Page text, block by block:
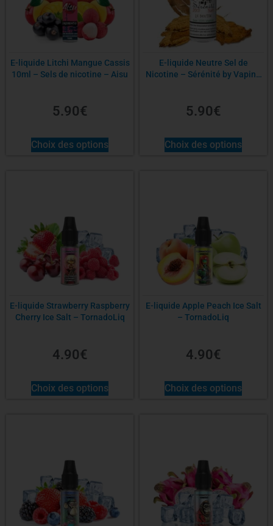
E-liquide Litchi Mangue Cassis
10ml – Sels de nicotine – Aisu
5.90€
Choix des options
E-liquide Neutre Sel de
Nicotine – Sérénité by Vaping
5.90€
Choix des options
E-liquide Strawberry Raspberry
Cherry Ice Salt – TornadoLiq
4.90€
Choix des options
E-liquide Apple Peach Ice Salt
– TornadoLiq
4.90€
Choix des options